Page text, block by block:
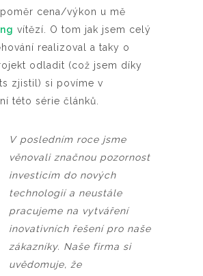
cena/výkon u mě
vítězí. O tom jak jsem celý
realizoval a taky o
odladit (což jsem díky
zjistil) si povíme v
této série článků.
V posledním roce jsme
věnovali značnou pozornost
investicím do nových
technologií a neustále
pracujeme na vytváření
inovativních řešení pro naše
zákazníky. Naše firma si
uvědomuje, že